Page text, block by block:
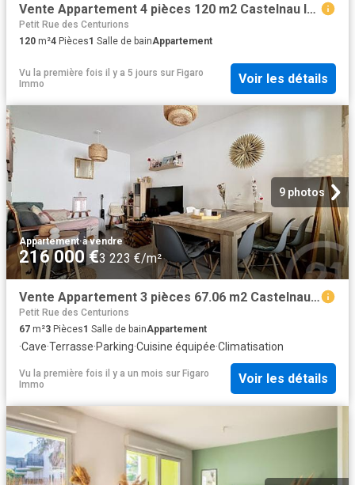
Vente Appartement 4 pièces 120 m2 Castelnau le Lez
Petit Rue des Centurions
120 m²4 Pièces1 Salle de bainAppartement
Vu la première fois il y a 5 jours sur Figaro
Immo
Voir les détails
9 photos
Appartement·à vendre
216 000 €3 223 €/m²
Vente Appartement 3 pièces 67.06 m2 Castelnau le Lez
Petit Rue des Centurions
67 m²3 Pièces1 Salle de bainAppartement
·Cave·Terrasse·Parking·Cuisine équipée·Climatisation
Vu la première fois il y a un mois sur Figaro
Immo
Voir les détails